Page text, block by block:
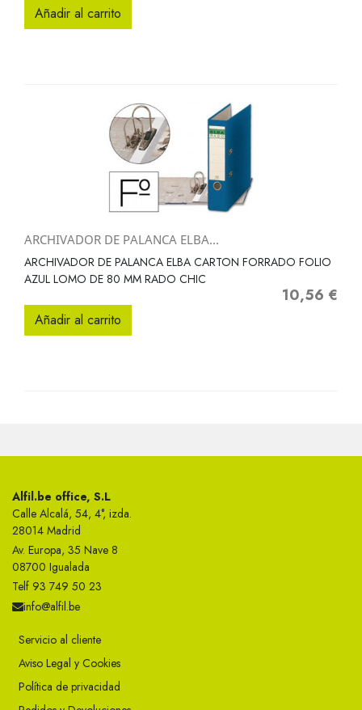
Añadir al carrito
ARCHIVADOR DE PALANCA ELBA...
ARCHIVADOR DE PALANCA ELBA CARTON FORRADO FOLIO
AZUL LOMO DE 80 MM RADO CHIC
Precio
10,56 €
Añadir al carrito
Alfil.be office, S.L
Calle Alcalá, 54, 4°, izda.
28014 Madrid
Av. Europa, 35 Nave 8
08700 Igualada
Telf 93 749 50 23
info@alfil.be
Servicio al cliente
Aviso Legal y Cookies
Política de privacidad